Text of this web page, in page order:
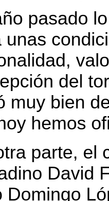
pasado
unas
del
muy bien
hemos
parte, el
David
Domingo